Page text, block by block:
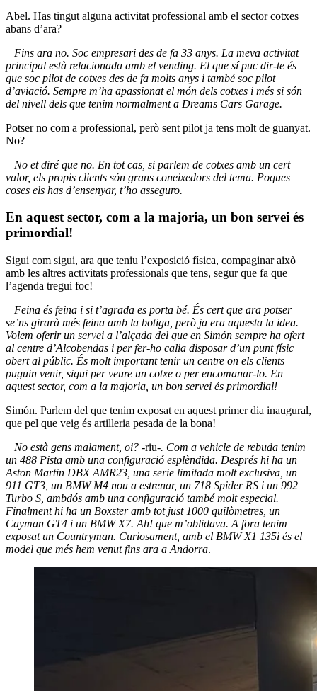
Abel. Has tingut alguna activitat professional amb el sector cotxes
abans d’ara?
Fins ara no. Soc empresari des de fa 33 anys. La meva activitat
principal està relacionada amb el vending. El que sí puc dir-te és
que soc pilot de cotxes des de fa molts anys i també soc pilot
d’aviació. Sempre m’ha apassionat el món dels cotxes i més si són
del nivell dels que tenim normalment a Dreams Cars Garage.
Potser no com a professional, però sent pilot ja tens molt de guanyat.
No?
No et diré que no. En tot cas, si parlem de cotxes amb un cert
valor, els propis clients són grans coneixedors del tema. Poques
coses els has d’ensenyar, t’ho asseguro.
En aquest sector, com a la majoria, un bon servei és
primordial!
Sigui com sigui, ara que teniu l’exposició física, compaginar això
amb les altres activitats professionals que tens, segur que fa que
l’agenda tregui foc!
Feina és feina i si t’agrada es porta bé. És cert que ara potser
se’ns girarà més feina amb la botiga, però ja era aquesta la idea.
Volem oferir un servei a l’alçada del que en Simón sempre ha ofert
al centre d’Alcobendas i per fer-ho calia disposar d’un punt físic
obert al públic. És molt important tenir un centre on els clients
puguin venir, sigui per veure un cotxe o per encomanar-lo. En
aquest sector, com a la majoria, un bon servei és primordial!
Simón. Parlem del que tenim exposat en aquest primer dia inaugural,
que pel que veig és artilleria pesada de la bona!
No està gens malament, oi? -riu-. Com a vehicle de rebuda tenim
un 488 Pista amb una configuració esplèndida. Després hi ha un
Aston Martin DBX AMR23, una serie limitada molt exclusiva, un
911 GT3, un BMW M4 nou a estrenar, un 718 Spider RS i un 992
Turbo S, ambdós amb una configuració també molt especial.
Finalment hi ha un Boxster amb tot just 1000 quilòmetres, un
Cayman GT4 i un BMW X7. Ah! que m’oblidava. A fora tenim
exposat un Countryman. Curiosament, amb el BMW X1 135i és el
model que més hem venut fins ara a Andorra.